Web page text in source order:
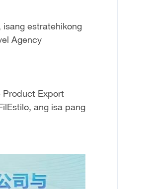
estratehikong
Agency
Product Export
ang isa pang